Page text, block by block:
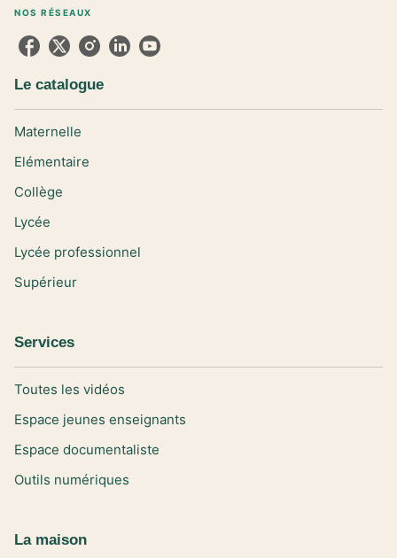
NOS RÉSEAUX
Le catalogue
Maternelle
Elémentaire
Collège
Lycée
Lycée professionnel
Supérieur
Services
Toutes les vidéos
Espace jeunes enseignants
Espace documentaliste
Outils numériques
La maison